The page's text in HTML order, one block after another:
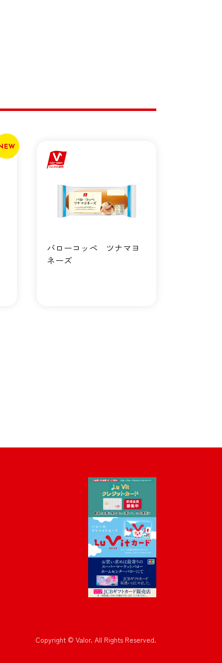
バローコッペ ツナマヨ
ネーズ
Copyright © Valor. All Rights Reserved.